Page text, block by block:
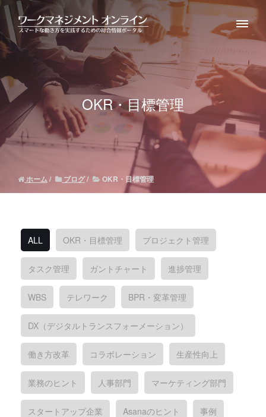
OKR・目標管理
ホーム ブログ OKR・目標管理
ALL OKR・目標管理 プロジェクト管理
タスク管理 ガントチャート 進捗管理
WBS テレワーク BPR・変革管理
DX（デジタルトランスフォーメーション）
働き方改革 コラボレーション 生産性向上
業務のヒント 人事部門 マーケティング部門
スタートアップ企業 Asanaのヒント 事例